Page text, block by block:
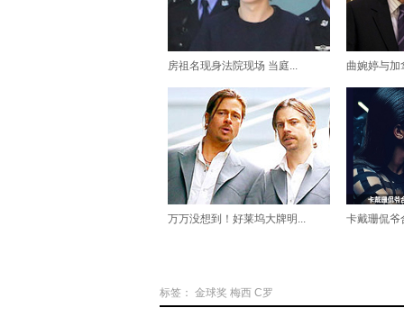
房祖名现身法院现场 当庭... 曲婉婷与加
万万没想到！好莱坞大牌明... 卡戴珊侃爷
标签： 金球奖 梅西 C罗